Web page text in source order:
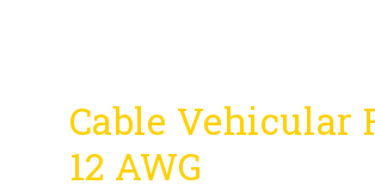
Cable Vehicular
12 AWG